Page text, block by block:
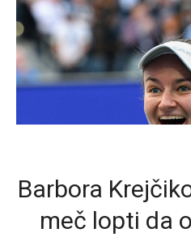
Barbora
meč lopti da